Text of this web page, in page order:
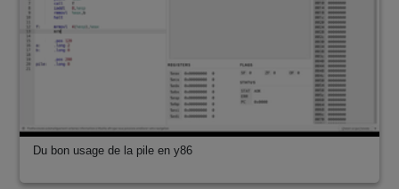
Du bon usage de la pile en y86